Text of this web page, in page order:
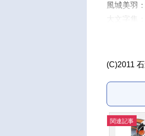
風城美羽
大文字隼
大杉忠太
速水公平
我望光明
ナレーショ
(C)2011
関連記事